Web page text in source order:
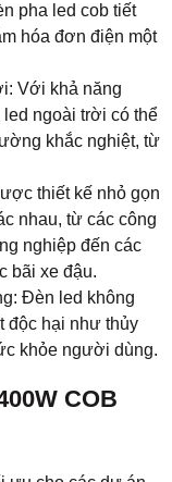
pha led cob tiết
hóa đơn điện một
Với khả năng
ngoài trời có thể
khắc nghiệt, từ
thiết kế nhỏ gọn
nhau, từ các công
nghiệp đến các
bãi xe đậu.
Đèn led không
độc hại như thủy
khỏe người dùng.
COB